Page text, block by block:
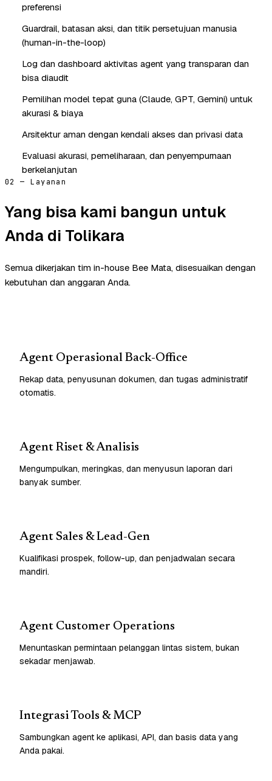
preferensi
Guardrail, batasan aksi, dan titik persetujuan manusia
(human-in-the-loop)
Log dan dashboard aktivitas agent yang transparan dan
bisa diaudit
Pemilihan model tepat guna (Claude, GPT, Gemini) untuk
akurasi & biaya
Arsitektur aman dengan kendali akses dan privasi data
Evaluasi akurasi, pemeliharaan, dan penyempurnaan
berkelanjutan
02 — Layanan
Yang bisa kami bangun untuk
Anda di Tolikara
Semua dikerjakan tim in-house Bee Mata, disesuaikan dengan
kebutuhan dan anggaran Anda.
Agent Operasional Back-Office
Rekap data, penyusunan dokumen, dan tugas administratif
otomatis.
Agent Riset & Analisis
Mengumpulkan, meringkas, dan menyusun laporan dari
banyak sumber.
Agent Sales & Lead-Gen
Kualifikasi prospek, follow-up, dan penjadwalan secara
mandiri.
Agent Customer Operations
Menuntaskan permintaan pelanggan lintas sistem, bukan
sekadar menjawab.
Integrasi Tools & MCP
Sambungkan agent ke aplikasi, API, dan basis data yang
Anda pakai.